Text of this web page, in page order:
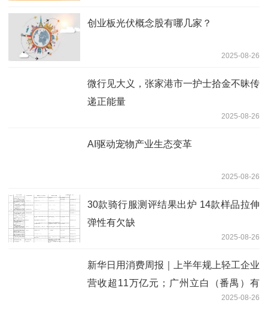
创业板光伏概念股有哪几家？
2025-08-26
微行见大义，张家港市一护士拾金不昧传
递正能量
2025-08-26
AI驱动宠物产业生态变革
2025-08-26
30款骑行服测评结果出炉 14款样品拉伸
弹性有欠缺
2025-08-26
新华日用消费周报｜上半年规上轻工企业
营收超11万亿元；广州立白（番禺）有
限公司获得“广东省先进级智能工厂”称号
2025-08-26